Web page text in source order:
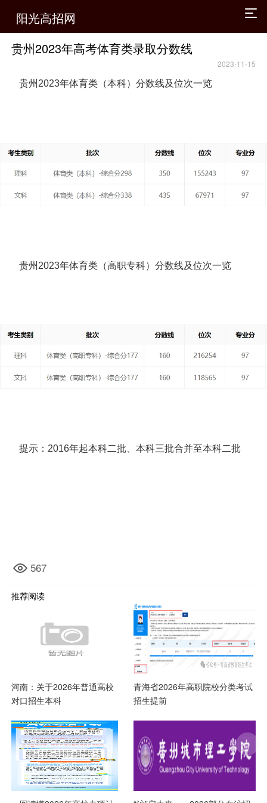
阳光高招网
贵州2023年高考体育类录取分数线
2023-11-15
贵州2023年体育类（本科）分数线及位次一览
贵州2023年体育类（高职专科）分数线及位次一览
提示：2016年起本科二批、本科三批合并至本科二批
567
推荐阅读
河南：关于2026年普通高校
对口招生本科
青海省2026年高职院校分类考试
招生提前